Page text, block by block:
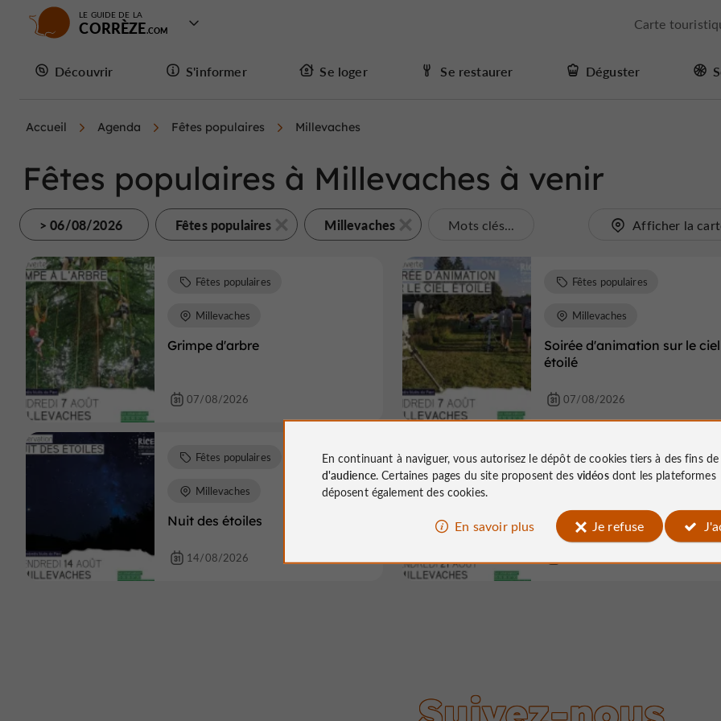
LE GUIDE DE LA
CORRÈZE Carte
Découvrir S'informer Se loger Se restaurer Déguster
Accueil Agenda Fêtes populaires Millevaches
Fêtes populaires à Millevaches à venir
> 06/08/2026 Fêtes populaires Millevaches Mots clés... Afficher la
Grimpe d'arbre
Fêtes populaires
Millevaches
07/08/2026
Soirée d'animation sur le ciel
étoilé
Fêtes populaires
Millevaches
07/08/2026
Nuit des étoiles
Fêtes populaires
Millevaches
14/08/2026
Sous le ciel étoilé de
Fêtes populaires
En continuant à naviguer, vous autorisez le dépôt de cookies tiers à des fins de
d'audience. Certaines pages du site proposent des vidéosdont les plateformes
déposent également des cookies.
En savoir plus Je refuse